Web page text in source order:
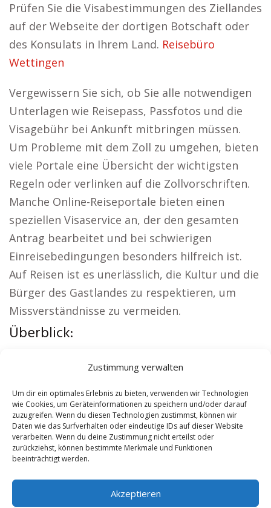
Zustimmung verwalten
Um dir ein optimales Erlebnis zu bieten, verwenden wir Technologien
wie Cookies, um Geräteinformationen zu speichern und/oder darauf
zuzugreifen. Wenn du diesen Technologien zustimmst, können wir
Daten wie das Surfverhalten oder eindeutige IDs auf dieser Website
verarbeiten. Wenn du deine Zustimmung nicht erteilst oder
zurückziehst, können bestimmte Merkmale und Funktionen
beeinträchtigt werden.
Akzeptieren
Prüfen Sie die Visabestimmungen des Ziellandes
auf der Webseite der dortigen Botschaft oder
des Konsulats in Ihrem Land. Reisebüro
Wettingen
Vergewissern Sie sich, ob Sie alle notwendigen
Unterlagen wie Reisepass, Passfotos und die
Visagebühr bei Ankunft mitbringen müssen.
Um Probleme mit dem Zoll zu umgehen, bieten
viele Portale eine Übersicht der wichtigsten
Regeln oder verlinken auf die Zollvorschriften.
Manche Online-Reiseportale bieten einen
speziellen Visaservice an, der den gesamten
Antrag bearbeitet und bei schwierigen
Einreisebedingungen besonders hilfreich ist.
Auf Reisen ist es unerlässlich, die Kultur und die
Bürger des Gastlandes zu respektieren, um
Missverständnisse zu vermeiden.
Überblick:
Sicherheitsdienst Bruchsal
Versicherung Bruchsal|Hundeschule Bruchsal
|Schamane Bruchsal|Reisebüro Bruchsal
Contents [show]
No tags for this post.